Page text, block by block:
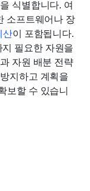
식별합니다. 여
소프트웨어나 장
산이 포함됩니다.
필요한 자원을
자원 배분 전략
지하고 계획을
보할 수 있습니